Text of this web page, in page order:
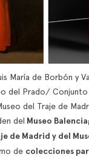
María de Borbón y
del Prado/
del Traje de
del Museo
de Madrid y del
de colecciones